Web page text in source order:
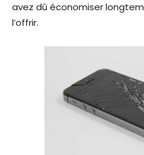
avez dû économiser
l’offrir.